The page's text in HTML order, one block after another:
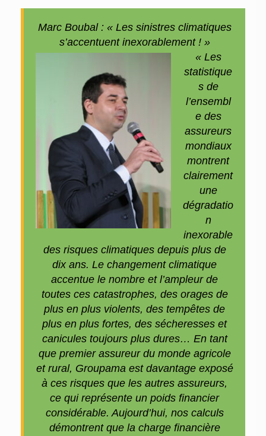
Marc Boubal : « Les sinistres climatiques
s’accentuent inexorablement ! »
« Les
statistique
s de
l’ensembl
e des
assureurs
mondiaux
montrent
clairement
une
dégradatio
n
inexorable
des risques climatiques depuis plus de
dix ans. Le changement climatique
accentue le nombre et l’ampleur de
toutes ces catastrophes, des orages de
plus en plus violents, des tempêtes de
plus en plus fortes, des sécheresses et
canicules toujours plus dures… En tant
que premier assureur du monde agricole
et rural, Groupama est davantage exposé
à ces risques que les autres assureurs,
ce qui représente un poids financier
considérable. Aujourd’hui, nos calculs
démontrent que la charge financière